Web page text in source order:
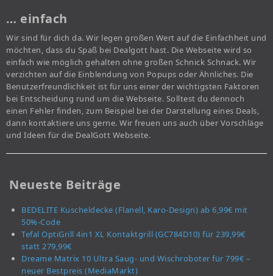
… einfach
Wir sind für dich da. Wir legen großen Wert auf die Einfachheit und
möchten, dass du Spaß bei Dealgott hast. Die Webseite wird so
einfach wie möglich gehalten ohne großen Schnick Schnack. Wir
verzichten auf die Einblendung von Popups oder Ähnliches. Die
Benutzerfreundlichkeit ist für uns einer der wichtigsten Faktoren
bei Entscheidung rund um die Webseite. Solltest du dennoch
einen Fehler finden, zum Beispiel bei der Darstellung eines Deals,
dann kontaktiere uns gerne. Wir freuen uns auch über Vorschläge
und Ideen für die DealGott Webseite.
Neueste Beiträge
BEDELITE Kuscheldecke (Flanell, Karo-Design) ab 6,99€ mit
50%-Code
Tefal OptiGrill 4in1 XL Kontaktgrill (GC784D10) für 239,99€
statt 279,99€
Dreame Matrix 10 Ultra Saug- und Wischroboter für 799€ –
neuer Bestpreis (MediaMarkt)